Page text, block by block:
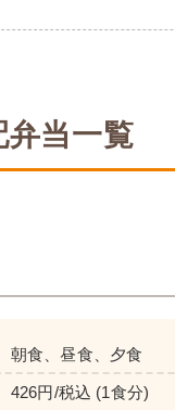
当一覧
朝食、昼食、夕食
426円/税込 (1食分)